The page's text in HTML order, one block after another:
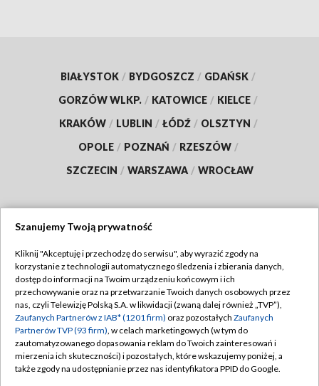
BIAŁYSTOK / BYDGOSZCZ / GDAŃSK /
GORZÓW WLKP. / KATOWICE / KIELCE /
KRAKÓW / LUBLIN / ŁÓDŹ / OLSZTYN /
OPOLE / POZNAŃ / RZESZÓW /
SZCZECIN / WARSZAWA / WROCŁAW
TVP
Abonament TVP
Emisja w TVP
Centrum informacji TVP
Naziemna Telewizja Cyfrowa
Regulamin TVP
Polityka prywatności
Moje zgody
Pomoc
Szanujemy Twoją prywatność
Kliknij "Akceptuję i przechodzę do serwisu", aby wyrazić zgody na
korzystanie z technologii automatycznego śledzenia i zbierania danych,
dostęp do informacji na Twoim urządzeniu końcowym i ich
przechowywanie oraz na przetwarzanie Twoich danych osobowych przez
nas, czyli Telewizję Polską S.A. w likwidacji (zwaną dalej również „TVP”),
Zaufanych Partnerów z IAB* (1201 firm) oraz pozostałych Zaufanych
Partnerów TVP (93 firm), w celach marketingowych (w tym do
zautomatyzowanego dopasowania reklam do Twoich zainteresowań i
mierzenia ich skuteczności) i pozostałych, które wskazujemy poniżej, a
także zgody na udostępnianie przez nas identyfikatora PPID do Google.